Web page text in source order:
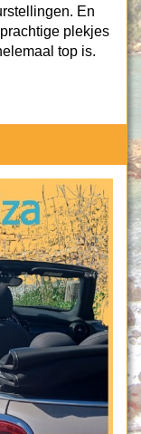
En
plekjes
top is.